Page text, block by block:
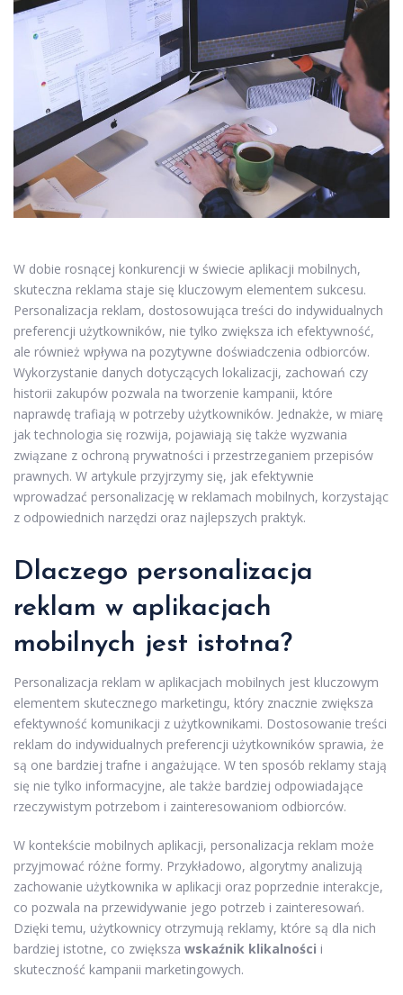
W dobie rosnącej konkurencji w świecie aplikacji mobilnych,
skuteczna reklama staje się kluczowym elementem sukcesu.
Personalizacja reklam, dostosowująca treści do indywidualnych
preferencji użytkowników, nie tylko zwiększa ich efektywność,
ale również wpływa na pozytywne doświadczenia odbiorców.
Wykorzystanie danych dotyczących lokalizacji, zachowań czy
historii zakupów pozwala na tworzenie kampanii, które
naprawdę trafiają w potrzeby użytkowników. Jednakże, w miarę
jak technologia się rozwija, pojawiają się także wyzwania
związane z ochroną prywatności i przestrzeganiem przepisów
prawnych. W artykule przyjrzymy się, jak efektywnie
wprowadzać personalizację w reklamach mobilnych, korzystając
z odpowiednich narzędzi oraz najlepszych praktyk.
Dlaczego personalizacja
reklam w aplikacjach
mobilnych jest istotna?
Personalizacja reklam w aplikacjach mobilnych jest kluczowym
elementem skutecznego marketingu, który znacznie zwiększa
efektywność komunikacji z użytkownikami. Dostosowanie treści
reklam do indywidualnych preferencji użytkowników sprawia, że
są one bardziej trafne i angażujące. W ten sposób reklamy stają
się nie tylko informacyjne, ale także bardziej odpowiadające
rzeczywistym potrzebom i zainteresowaniom odbiorców.
W kontekście mobilnych aplikacji, personalizacja reklam może
przyjmować różne formy. Przykładowo, algorytmy analizują
zachowanie użytkownika w aplikacji oraz poprzednie interakcje,
co pozwala na przewidywanie jego potrzeb i zainteresowań.
Dzięki temu, użytkownicy otrzymują reklamy, które są dla nich
bardziej istotne, co zwiększa wskaźnik klikalności i
skuteczność kampanii marketingowych.